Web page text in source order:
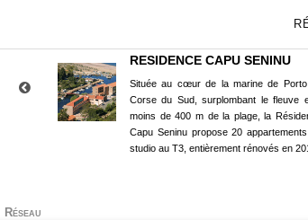
RESIDENCE CAPU SENINU
Située au cœur de la marine de
Corse du Sud, surplombant le fleuve
moins de 400 m de la plage, la
Capu Seninu propose 20
studio au T3, entièrement rénovés en
Réseau